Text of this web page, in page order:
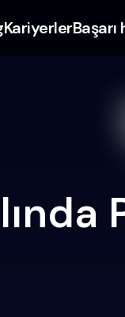
Kariyerler